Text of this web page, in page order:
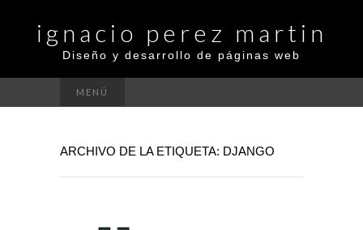
ignacio perez martin
Diseño y desarrollo de páginas web
MENÚ
ARCHIVO DE LA ETIQUETA: DJANGO